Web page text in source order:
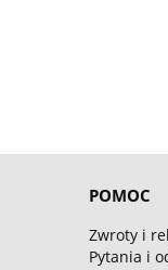
POMOC
Zwroty i
Pytania i